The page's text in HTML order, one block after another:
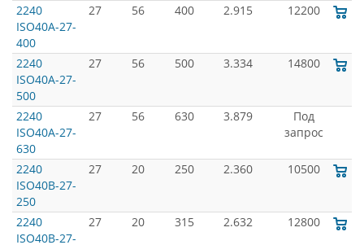
2240
ISO40A-27-
400
27 56 400 2.915 12200
2240
ISO40A-27-
500
27 56 500 3.334 14800
2240
ISO40A-27-
630
27 56 630 3.879
Под
запрос
2240
ISO40B-27-
250
27 20 250 2.360 10500
2240
ISO40B-27-
27 20 315 2.632 12800